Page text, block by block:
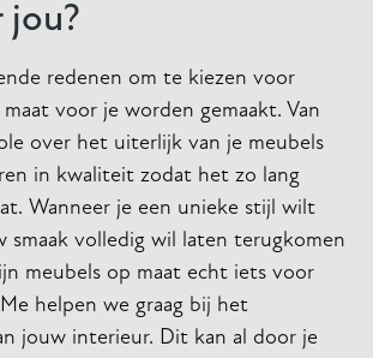
jou?
redenen om te kiezen voor
voor je worden gemaakt. Van
over het uiterlijk van je meubels
in kwaliteit zodat het zo lang
Wanneer je een unieke stijl wilt
smaak volledig wil laten terugkomen
meubels op maat echt iets voor
helpen we graag bij het
jouw interieur. Dit kan al door je